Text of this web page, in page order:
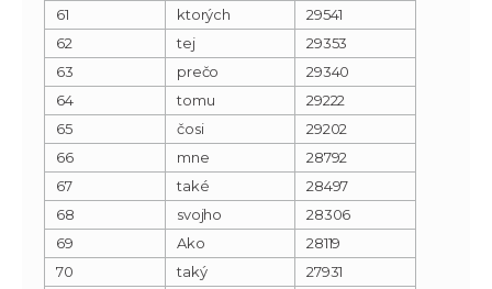
61
ktorých
29541
62
tej
29353
63
prečo
29340
64
tomu
29222
65
čosi
29202
66
mne
28792
67
také
28497
68
svojho
28306
69
Ako
28119
70
taký
27931